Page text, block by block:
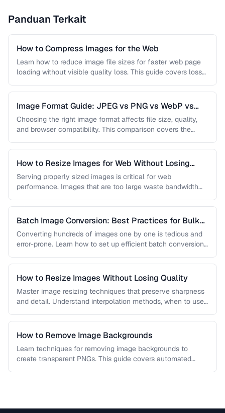
Panduan Terkait
How to Compress Images for the Web
Learn how to reduce image file sizes for faster web page
loading without visible quality loss. This guide covers lossy
Image Format Guide: JPEG vs PNG vs WebP vs
AVIF
Choosing the right image format affects file size, quality,
and browser compatibility. This comparison covers the
How to Resize Images for Web Without Losing
Quality
Serving properly sized images is critical for web
performance. Images that are too large waste bandwidth
Batch Image Conversion: Best Practices for Bulk
Processing
Converting hundreds of images one by one is tedious and
error-prone. Learn how to set up efficient batch conversion
How to Resize Images Without Losing Quality
Master image resizing techniques that preserve sharpness
and detail. Understand interpolation methods, when to use
How to Remove Image Backgrounds
Learn techniques for removing image backgrounds to
create transparent PNGs. This guide covers automated